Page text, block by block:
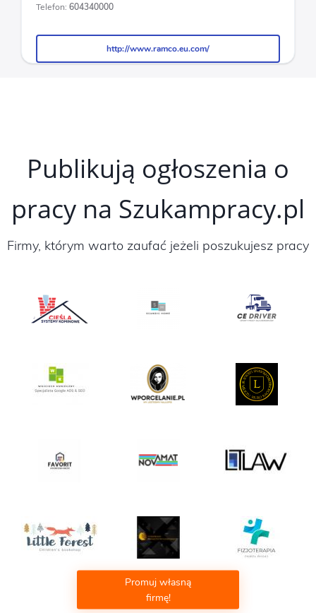
Telefon: 604340000
http://www.ramco.eu.com/
http://www.ramco.eu.com/
Publikują ogłoszenia o
pracy na Szukampracy.pl
Firmy, którym warto zaufać jeżeli poszukujesz pracy
Promuj własną
firmę!